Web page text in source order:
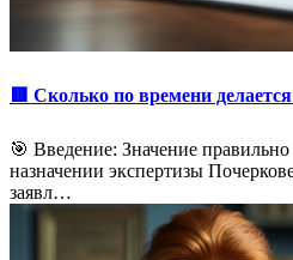
🟥 Сколько по времени
🎯 Введение: Значение
назначении экспертизы
заявл…